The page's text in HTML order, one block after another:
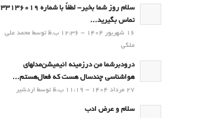
سلام روز شما بخیر- لطفاً با شماره 33136019
تماس بگیرید...
16 شهریور 1404 - 12:36 ب.ظ توسط محمد علی
ملکی
درودبرشما من درزمینه انیمیشن‌مدلهای
هواشناسی چندسال هست که فعال‌هستم...
27 مرداد 1404 - 11:19 ب.ظ توسط اردشیر
سلام و عرض ادب